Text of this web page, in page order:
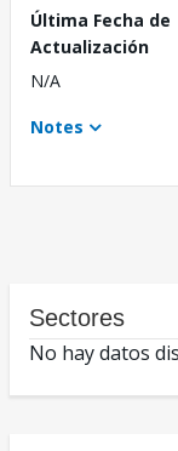
Última Fecha de
Actualización
N/A
Notes
Sectores
No hay datos